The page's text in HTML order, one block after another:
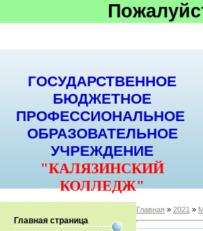
ГОСУДАРСТВЕННОЕ
БЮДЖЕТНОЕ
ПРОФЕССИОНАЛЬНОЕ
ОБРАЗОВАТЕЛЬНОЕ
УЧРЕЖДЕНИЕ
"КАЛЯЗИНСКИЙ
КОЛЛЕДЖ"
Главная страница
Главная » 2021 »